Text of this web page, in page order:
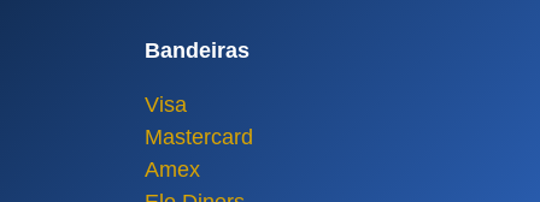
Bandeiras
Visa
Mastercard
Amex